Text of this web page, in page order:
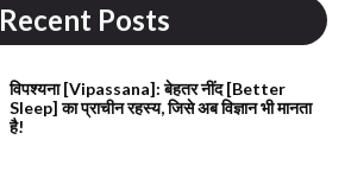
Recent Posts
विपश्यना [Vipassana]: बेहतर नींद [Better
Sleep] का प्राचीन रहस्य, जिसे अब विज्ञान भी मानता
है!